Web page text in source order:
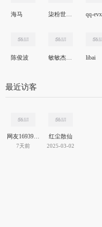
海马 柒粉世家Z里
陈俊波 敏敏杰克逊 libai
最近访客
网友16939737528468480
7天前
红尘散仙
2025-03-02